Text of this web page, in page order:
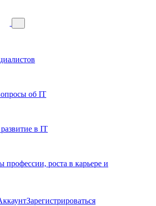
об IT
в IT
профессии, роста в карьере и
Зарегистрироваться